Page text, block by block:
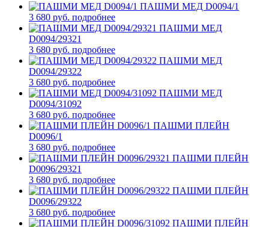
ПАШМИ МЕД D0094/1
3 680 руб. подробнее
ПАШМИ МЕД
D0094/29321
3 680 руб. подробнее
ПАШМИ МЕД
D0094/29322
3 680 руб. подробнее
ПАШМИ МЕД
D0094/31092
3 680 руб. подробнее
ПАШМИ ПЛЕЙН
D0096/1
3 680 руб. подробнее
ПАШМИ ПЛЕЙН
D0096/29321
3 680 руб. подробнее
ПАШМИ ПЛЕЙН
D0096/29322
3 680 руб. подробнее
ПАШМИ ПЛЕЙН